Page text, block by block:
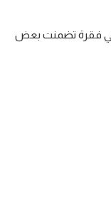
فقرة تضمنت بعض